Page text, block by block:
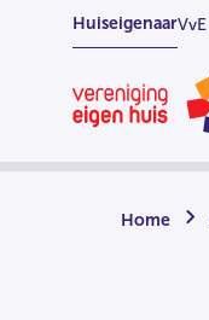
OverslaanHuiseigenaarVvE
Homepage
Home